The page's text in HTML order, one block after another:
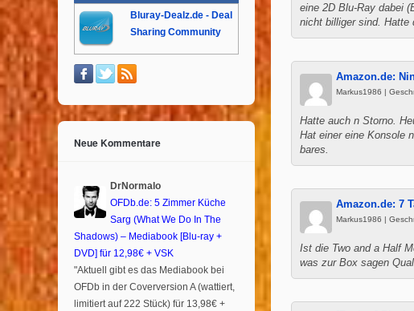
eine 2D Blu-Ray dabei
nicht billiger sind. Hatte
Amazon.de:
Markus1986 |
Hatte auch n Storno.
Hat einer eine Konsole
bares.
Amazon.de: 7
Markus1986 |
Ist die Two and a Half
was zur Box sagen
Bluray-Dealz.de - Deal
Sharing Community
Neue Kommentare
DrNormalo
OFDb.de: 5 Zimmer Küche
Sarg (What We Do In The
Shadows) – Mediabook [Blu-ray +
DVD] für 12,98€ + VSK
"Aktuell gibt es das Mediabook bei
OFDb in der Coverversion A (wattiert,
limitiert auf 222 Stück) für 13,98€ +